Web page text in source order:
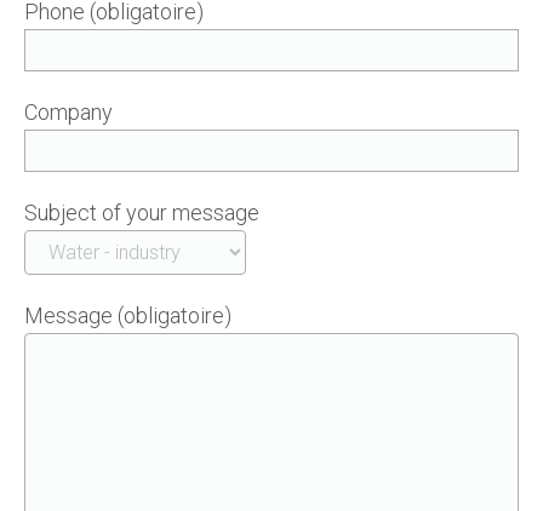
Phone (obligatoire)
Company
Subject of your message
Message (obligatoire)